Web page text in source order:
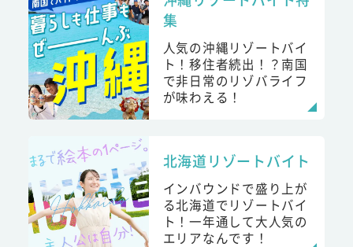
集
人気の沖縄リゾートバイ
ト！移住者続出！？南国
で非日常のリゾバライフ
が味わえる！
北海道リゾートバイト
インバウンドで盛り上が
る北海道でリゾートバイ
ト！一年通して大人気の
エリアなんです！